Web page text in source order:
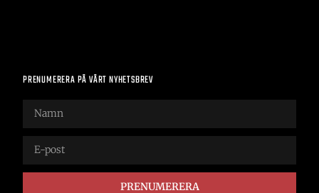
PRENUMERERA PÅ VÅRT NYHETSBREV
PRENUMERERA